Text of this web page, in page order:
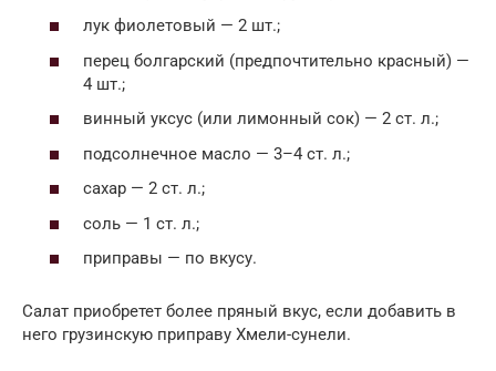
лук фиолетовый — 2 шт.;
перец болгарский (предпочтительно красный) —
4 шт.;
винный уксус (или лимонный сок) — 2 ст. л.;
подсолнечное масло — 3–4 ст. л.;
сахар — 2 ст. л.;
соль — 1 ст. л.;
приправы — по вкусу.
Салат приобретет более пряный вкус, если добавить в
него грузинскую приправу Хмели-сунели.